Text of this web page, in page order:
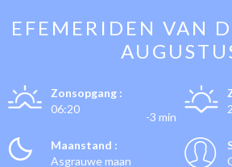
EFEMERIDEN VAN
Zonsopgang :
06:20
-3 min
Maanstand :
Asgrauwe maan